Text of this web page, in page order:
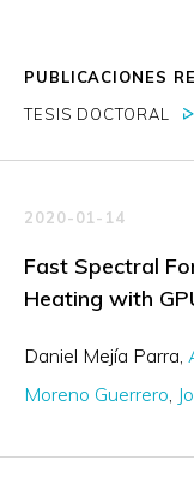
PUBLICACIONES
TESIS DOCTORAL
2020-01-14
Fast Spectral
Heating with
Daniel Mejía Parra
Moreno Guerrero